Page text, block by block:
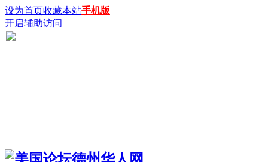
设为首页收藏本站手机版
开启辅助访问